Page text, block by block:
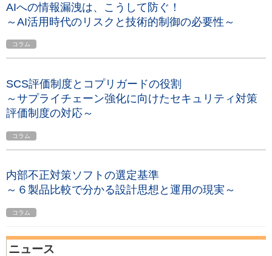
AIへの情報漏洩は、こうして防ぐ！
～AI活用時代のリスクと技術的制御の必要性～
コラム
SCS評価制度とコプリガードの役割
～サプライチェーン強化に向けたセキュリティ対策
評価制度の対応～
コラム
内部不正対策ソフトの選定基準
～６製品比較で分かる設計思想と運用の現実～
コラム
ニュース